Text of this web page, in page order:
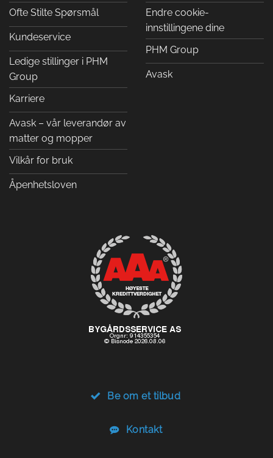
Ofte Stilte Spørsmål
Kundeservice
Ledige stillinger i PHM
Group
Karriere
Avask – vår leverandør av
matter og mopper
Vilkår for bruk
Åpenhetsloven
Endre cookie-
innstillingene dine
PHM Group
Avask
Be om et tilbud
Kontakt